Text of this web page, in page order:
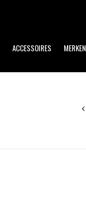
ACCESSOIRES MERKEN